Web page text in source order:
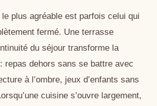
plus agréable est parfois celui qui
fermé. Une terrasse
du séjour transforme la
repas dehors sans se battre avec
à l’ombre, jeux d’enfants sans
cuisine s’ouvre largement,